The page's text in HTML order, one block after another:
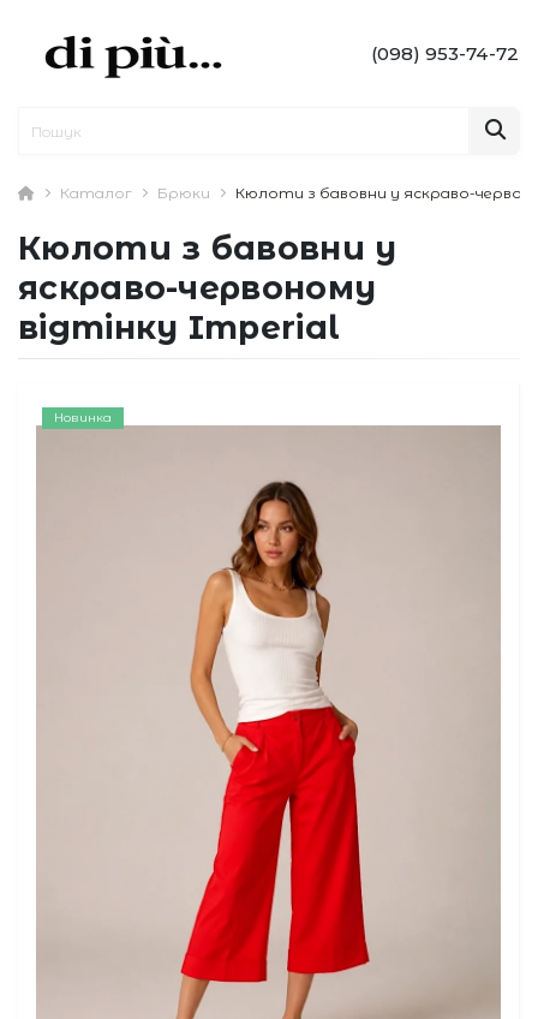
(098) 953-74-72
Каталог Брюки Кюлоти з бавовни у яскраво-
Кюлоти з бавовни у
яскраво-червоному
відтінку Imperial
Новинка